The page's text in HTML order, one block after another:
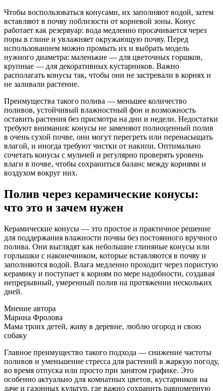
Чтобы воспользоваться конусами, их заполняют водой, затем
вставляют в почву поблизости от корневой зоны. Конус
работает как резервуар: вода медленно просачивается через
поры в глине и увлажняет окружающую почву. Перед
использованием можно промыть их и выбрать модель
нужного диаметра: маленькие — для цветочных горшков,
крупные — для декоративных кустарников. Важно
располагать конусы так, чтобы они не застревали в корнях и
не заливали растение.
Преимущества такого полива — меньшее количество
поливов, устойчивый влажностный фон и возможность
оставить растения без присмотра на дни и недели. Недостатки
требуют внимания: конусы не заменяют полноценный полив
в очень сухой почве, они могут перегреть или перенасыщать
влагой, и иногда требуют чистки от накипи. Оптимально
сочетать конусы с мульчей и регулярно проверять уровень
влаги в почве, чтобы сохраниться баланс между корнями и
воздухом вокруг них.
Полив через керамические конусы:
что это и зачем нужен
Керамические конусы — это простое и практичное решение
для поддержания влажности почвы без постоянного вручного
полива. Они выглядят как небольшие глиняные конусы или
горлышки с наконечником, которые вставляются в почву и
заполняются водой. Влага медленно проходит через пористую
керамику и поступает к корням по мере надобности, создавая
непрерывный, умеренный полив на протяжении нескольких
дней.
Мнение автора
Марина Фролова
Мама троих детей, живу в деревне, люблю огород и свою
собаку
Главное преимущество такого подхода — снижение частоты
поливов и уменьшение стресса для растений в жаркую погоду,
во время отпуска или просто при занятом графике. Это
особенно актуально для комнатных цветов, кустарников на
даче и газонных культур, где важно сохранить равномерную